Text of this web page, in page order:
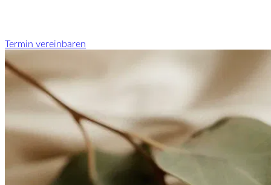
Termin vereinbaren